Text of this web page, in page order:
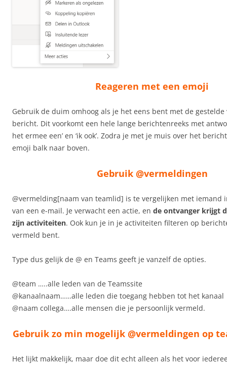
Reageren met een emoji
Gebruik de duim omhoog als je het eens bent met de
bericht. Dit voorkomt een hele lange berichtenreeks met
het ermee een’ en ‘ik ook’. Zodra je met je muis over het
emoji balk naar boven.
Gebruik @vermeldingen
@vermelding[naam van teamlid] is te vergelijken met iemand
van een e-mail. Je verwacht een actie, en de ontvanger krijgt
zijn activiteiten. Ook kun je in je activiteiten filteren op
vermeld bent.
Type dus gelijk de @ en Teams geeft je vanzelf de opties.
@team …..alle leden van de Teamssite
@kanaalnaam……alle leden die toegang hebben tot het kanaal
@naam collega….alle mensen die je persoonlijk vermeld.
Gebruik zo min mogelijk @vermeldingen op
Het lijkt makkelijk, maar doe dit echt alleen als het voor